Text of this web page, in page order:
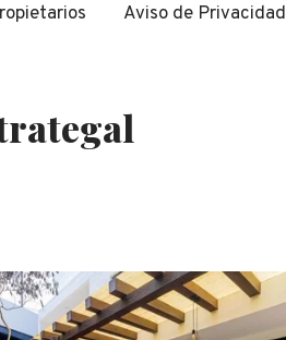
Aviso de Privacidad